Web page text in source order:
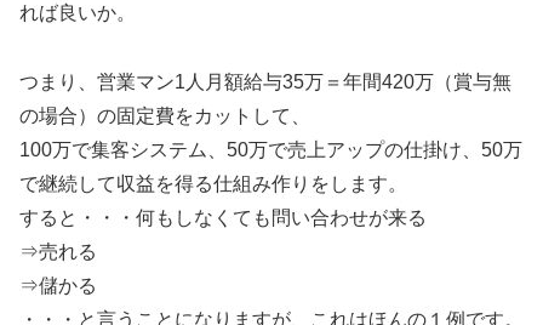
れば良いか。
つまり、営業マン1人月額給与35万＝年間420万（賞与無
の場合）の固定費をカットして、
100万で集客システム、50万で売上アップの仕掛け、50万
で継続して収益を得る仕組み作りをします。
すると・・・何もしなくても問い合わせが来る
⇒売れる
⇒儲かる
・・・と言うことになりますが、これはほんの１例です。